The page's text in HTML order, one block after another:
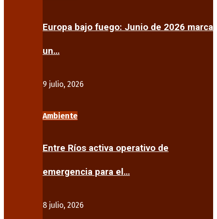
Europa bajo fuego: Junio de 2026 marca
un…
9 julio, 2026
Ambiente
Entre Ríos activa operativo de
emergencia para el…
8 julio, 2026